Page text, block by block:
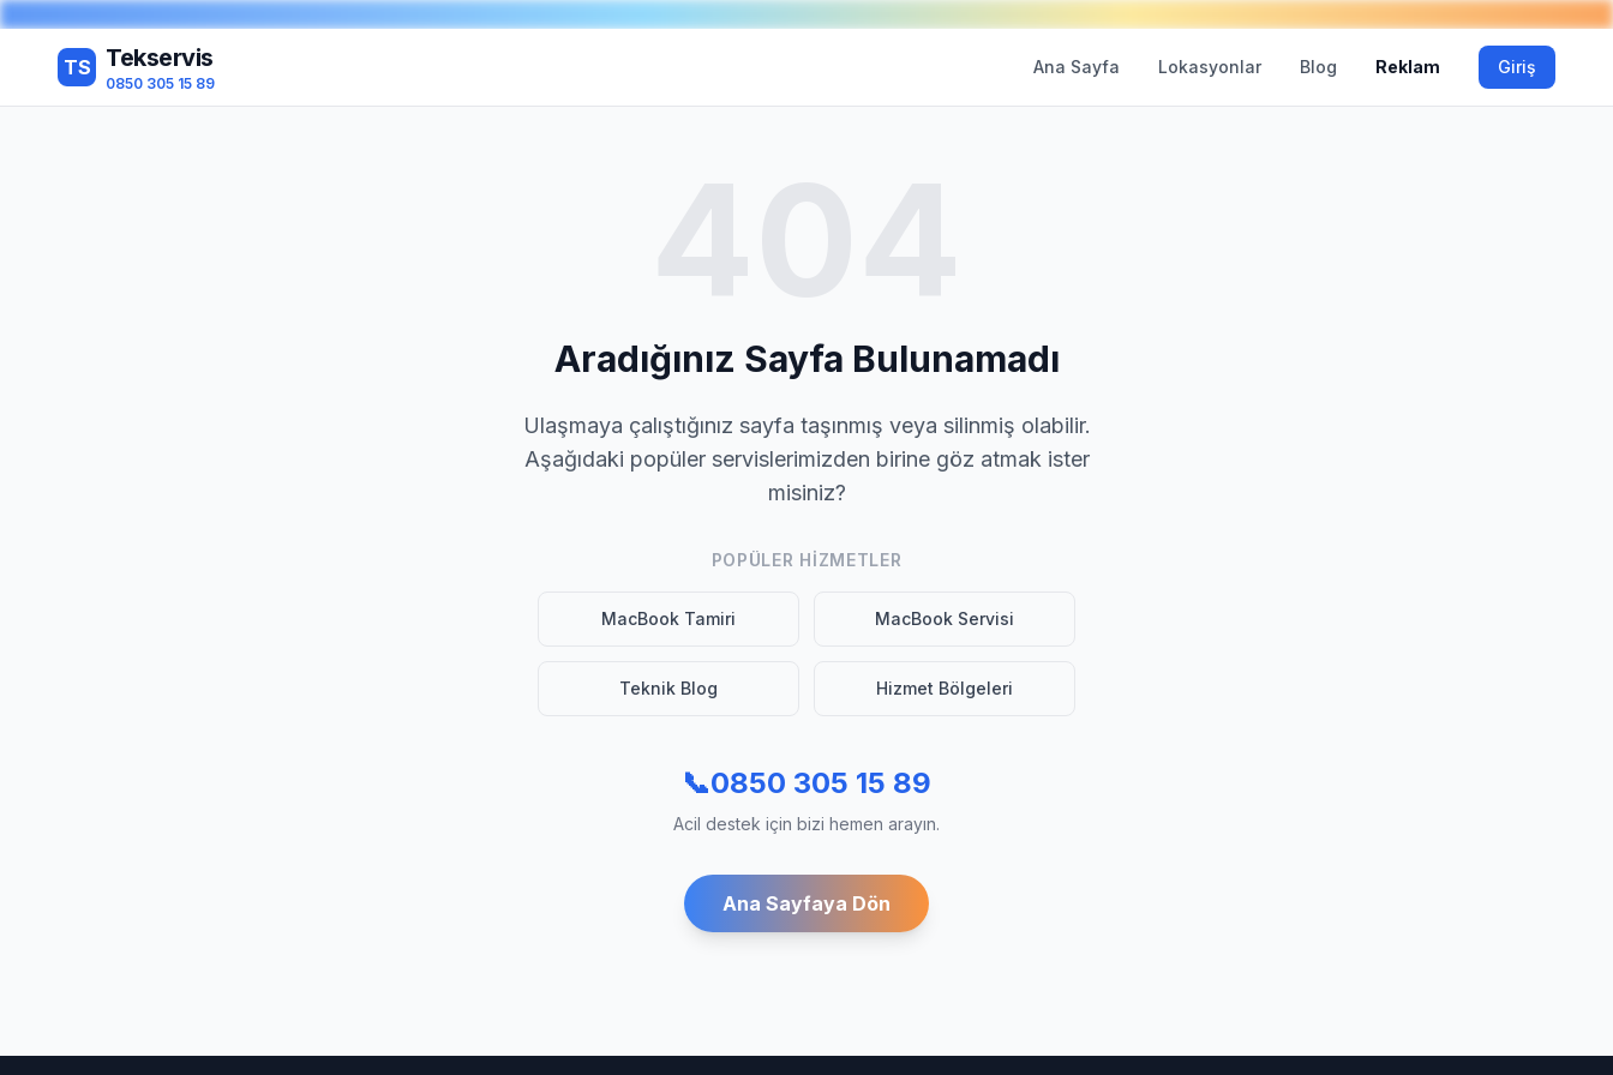
TS Tekservis
0850 305 15 89
Ana Sayfa Lokasyonlar Blog Reklam Giriş
Aradığınız Sayfa Bulunamadı
Ulaşmaya çalıştığınız sayfa taşınmış veya silinmiş olabilir.
Aşağıdaki popüler servislerimizden birine göz atmak ister
misiniz?
POPÜLER HIZMETLER
MacBook Tamiri MacBook Servisi
Teknik Blog Hizmet Bölgeleri
📞0850 305 15 89
Acil destek için bizi hemen arayın.
Ana Sayfaya Dön